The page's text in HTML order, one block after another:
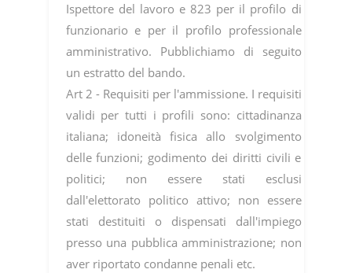
Ispettore del lavoro e 823 per il profilo di
funzionario e per il profilo professionale
amministrativo. Pubblichiamo di seguito
un estratto del bando.
Art 2 - Requisiti per l'ammissione. I requisiti
validi per tutti i profili sono: cittadinanza
italiana; idoneità fisica allo svolgimento
delle funzioni; godimento dei diritti civili e
politici; non essere stati esclusi
dall'elettorato politico attivo; non essere
stati destituiti o dispensati dall'impiego
presso una pubblica amministrazione; non
aver riportato condanne penali etc.